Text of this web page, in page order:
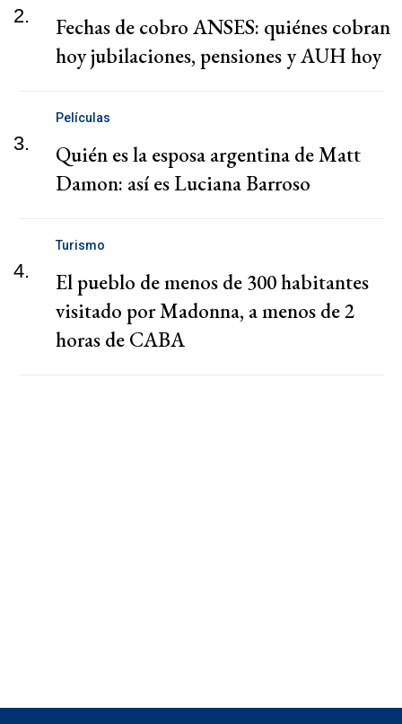
2.
Fechas de cobro ANSES: quiénes cobran
hoy jubilaciones, pensiones y AUH hoy
3.
Películas
Quién es la esposa argentina de Matt
Damon: así es Luciana Barroso
4.
Turismo
El pueblo de menos de 300 habitantes
visitado por Madonna, a menos de 2
horas de CABA